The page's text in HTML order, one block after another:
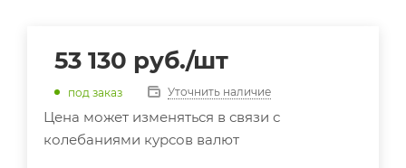
53 130 руб./шт
под заказ Уточнить наличие
Цена может изменяться в связи с
колебаниями курсов валют